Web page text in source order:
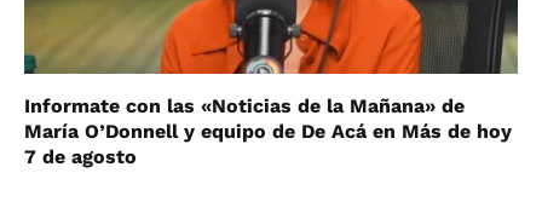
Informate con las «Noticias de la Mañana» de
María O’Donnell y equipo de De Acá en Más de hoy
7 de agosto